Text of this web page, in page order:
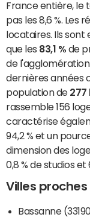
France entière, le
pas les 8,6 %. Les
locataires. Ils
que les 83,1 % de
de l'agglomération
dernières années
population de 277
rassemble 156
caractérise
94,2 % et un
dimension des
0,8 % de studios et
Villes proches
Bassanne